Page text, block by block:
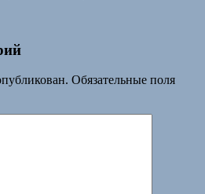
Обязательные поля